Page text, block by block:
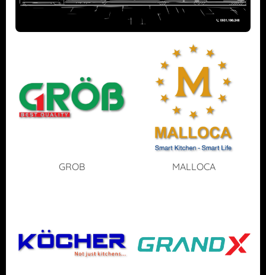
GROB MALLOCA